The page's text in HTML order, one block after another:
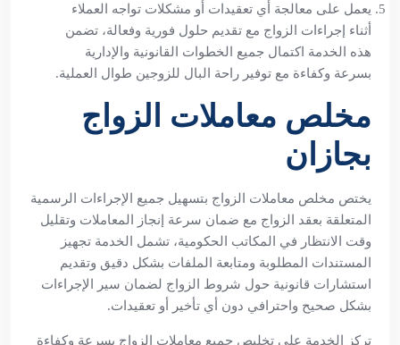
يعمل على معالجة أي تعقيدات أو مشكلات تواجه العملاء
أثناء إجراءات الزواج مع تقديم حلول فورية وفعالة، تضمن
هذه الخدمة اكتمال جميع الخطوات القانونية والإدارية
بسرعة وكفاءة مع توفير راحة البال للزوجين طوال العملية.
مخلص معاملات الزواج
بجازان
يختص مخلص معاملات الزواج بتسهيل جميع الإجراءات الرسمية
المتعلقة بعقد الزواج مع ضمان سرعة إنجاز المعاملات وتقليل
وقت الانتظار في المكاتب الحكومية، تشمل الخدمة تجهيز
المستندات المطلوبة ومتابعة الملفات بشكل دقيق وتقديم
استشارات قانونية حول شروط الزواج لضمان سير الإجراءات
بشكل صحيح واحترافي دون أي تأخير أو تعقيدات.
تركز الخدمة على تخليص جميع معاملات الزواج بسرعة وكفاءة